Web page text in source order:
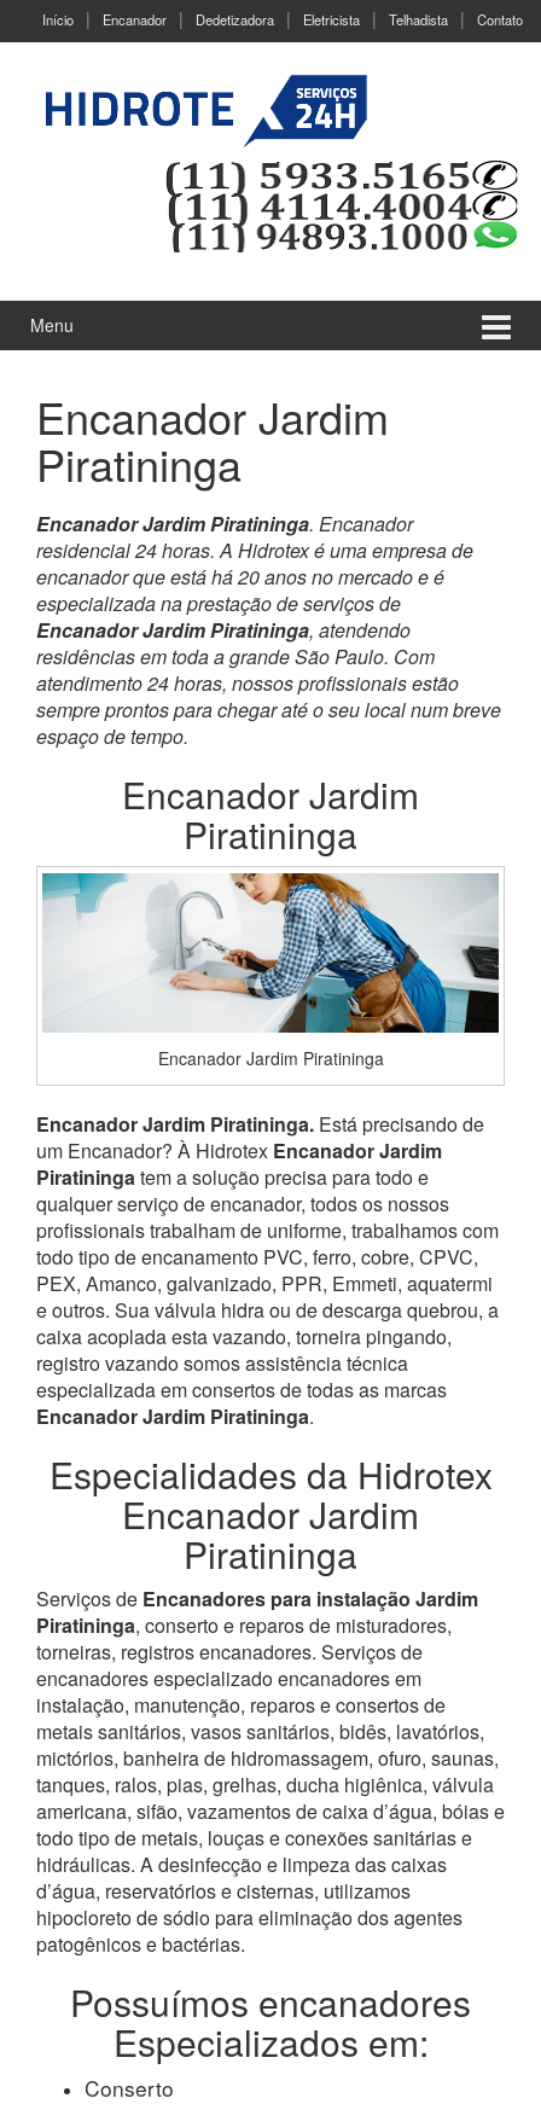
Início Encanador Dedetizadora Eletricista Telhadista Contato
Menu
Encanador Jardim
Piratininga
Encanador Jardim Piratininga. Encanador
residencial 24 horas. A Hidrotex é uma empresa de
encanador que está há 20 anos no mercado e é
especializada na prestação de serviços de
Encanador Jardim Piratininga, atendendo
residências em toda a grande São Paulo. Com
atendimento 24 horas, nossos profissionais estão
sempre prontos para chegar até o seu local num breve
espaço de tempo.
Encanador Jardim
Piratininga
Encanador Jardim Piratininga
Encanador Jardim Piratininga. Está precisando de
um Encanador? À Hidrotex Encanador Jardim
Piratiningatem a solução precisa para todo e
qualquer serviço de encanador, todos os nossos
profissionais trabalham de uniforme, trabalhamos com
todo tipo de encanamento PVC, ferro, cobre, CPVC,
PEX, Amanco, galvanizado, PPR, Emmeti, aquatermi
e outros. Sua válvula hidra ou de descarga quebrou, a
caixa acoplada esta vazando, torneira pingando,
registro vazando somos assistência técnica
especializada em consertos de todas as marcas
Encanador Jardim Piratininga.
Especialidades da Hidrotex
Encanador Jardim
Piratininga
Serviços de Encanadores para instalação Jardim
Piratininga, conserto e reparos de misturadores,
torneiras, registros encanadores. Serviços de
encanadores especializado encanadores em
instalação, manutenção, reparos e consertos de
metais sanitários, vasos sanitários, bidês, lavatórios,
mictórios, banheira de hidromassagem, ofuro, saunas,
tanques, ralos, pias, grelhas, ducha higiênica, válvula
americana, sifão, vazamentos de caixa d’água, bóias e
todo tipo de metais, louças e conexões sanitárias e
hidráulicas. A desinfecção e limpeza das caixas
d’água, reservatórios e cisternas, utilizamos
hipocloreto de sódio para eliminação dos agentes
patogênicos e bactérias.
Possuímos encanadores
Especializados em:
Conserto